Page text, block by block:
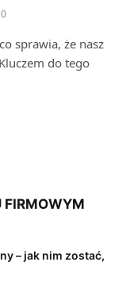
0
sprawia, że nasz
do tego
FIRMOWYM
– jak nim zostać,